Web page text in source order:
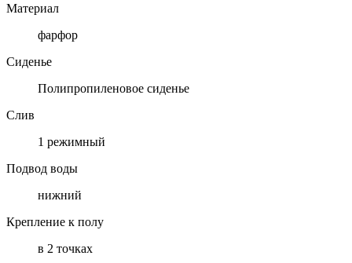
Материал
фарфор
Сиденье
Полипропиленовое сиденье
Слив
1 режимный
Подвод воды
нижний
Крепление к полу
в 2 точках